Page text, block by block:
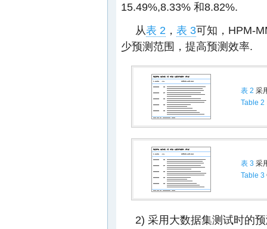
15.49%,8.33% 和8.82%.
从表 2 ， 表 3可知，HPM-
少预测范围，提高预测效率.
表 2 采
Table 2
表 3 采
Table 3
2) 采用大数据集测试时的